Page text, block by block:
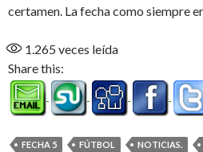
certamen. La fecha como siempre
1.265 veces leída
Share this:
FECHA 5 FÚTBOL NOTICIAS.